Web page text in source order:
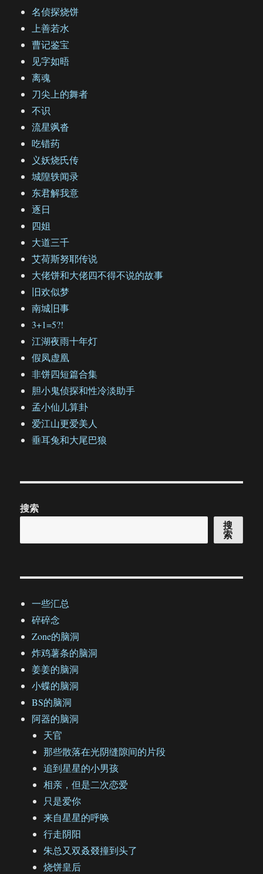
名侦探烧饼
上善若水
曹记鉴宝
见字如晤
离魂
刀尖上的舞者
不识
流星飒沓
吃错药
义妖烧氏传
城隍轶闻录
东君解我意
逐日
四姐
大道三千
艾荷斯努耶传说
大佬饼和大佬四不得不说的故事
旧欢似梦
南城旧事
3+1=5?!
江湖夜雨十年灯
假凤虚凰
非饼四短篇合集
胆小鬼侦探和性冷淡助手
孟小仙儿算卦
爱江山更爱美人
垂耳兔和大尾巴狼
搜索
搜
索
一些汇总
碎碎念
Zone的脑洞
炸鸡薯条的脑洞
姜姜的脑洞
小蝶的脑洞
BS的脑洞
阿器的脑洞
天官
那些散落在光阴缝隙间的片段
追到星星的小男孩
相亲，但是二次恋爱
只是爱你
来自星星的呼唤
行走阴阳
朱总又双叒叕撞到头了
烧饼皇后